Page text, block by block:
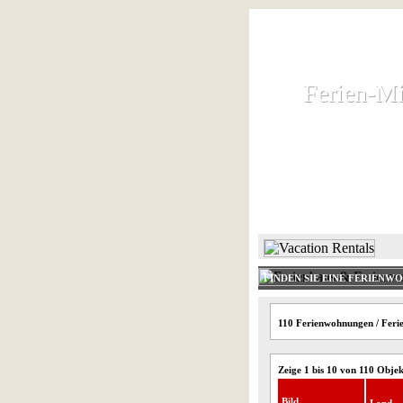
Ferien-
Ferien-
FINDEN SIE EINE
110 Ferienwohnungen /
Zeige 1 bis 10 von 110